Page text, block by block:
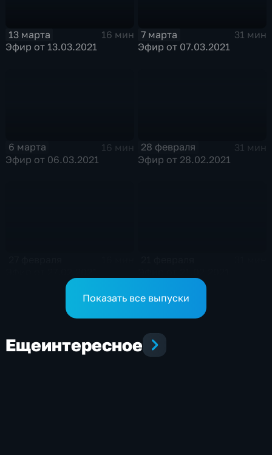
13 марта
16 мин
Эфир от 13.03.2021
7 марта
31 мин
Эфир от 07.03.2021
6 марта
16 мин
Эфир от 06.03.2021
28 февраля
31 мин
Эфир от 28.02.2021
Показать все выпуски
Ещеинтересное